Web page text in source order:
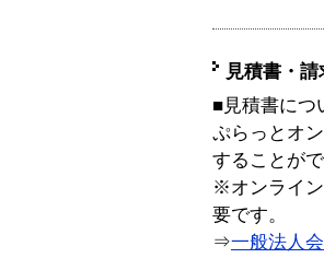
見積書・
■見積書につ
ぷらっとオ
することがで
※オンライ
要です。
⇒一般法人